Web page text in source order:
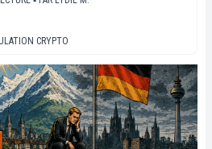
CRYPTO